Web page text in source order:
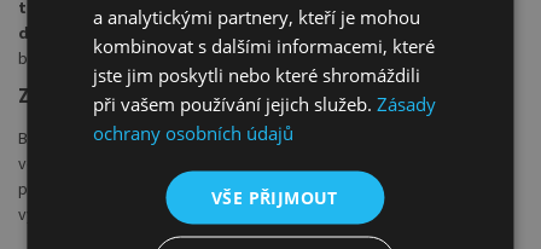
temperové techniky , které vyžadují jemné tahy a
detaily
. Tento nástroj vám poskytne dokonalou kontrolu nad vodou i
barvou, což umožňuje tvořitplynulé přechodyajemné detaily
Začátečníci i profesionálové
Bez ohledu na vaši úroveň dovedností, Kolibri série 22 je ideální
volbou jak pro
pro
profesionální umělce, kteří hledají spolehlivé nástroje pro
vytváření detailních a kvalitních děl.
a analytickými partnery, kteří je mohou
kombinovat s dalšími informacemi, které
jste jim poskytli nebo které shromáždili
při vašem používání jejich služeb.Zásady
ochrany osobních údajů
VŠE PŘIJMOUT